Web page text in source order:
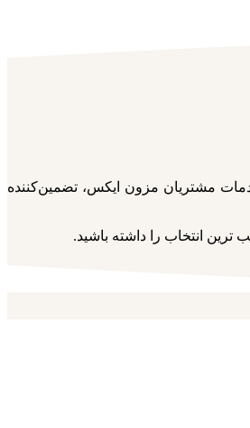
مشتریان مزون ایکس، تضمین‌کننده‌
انتخاب را داشته باشید.